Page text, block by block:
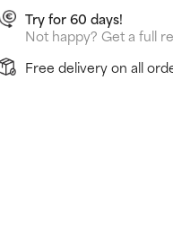
Try for 60 days!
Not happy? Get a full
Free delivery on all